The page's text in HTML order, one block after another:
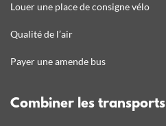
Louer une place de consigne vélo
Qualité de l’air
Payer une amende bus
Combiner les transports